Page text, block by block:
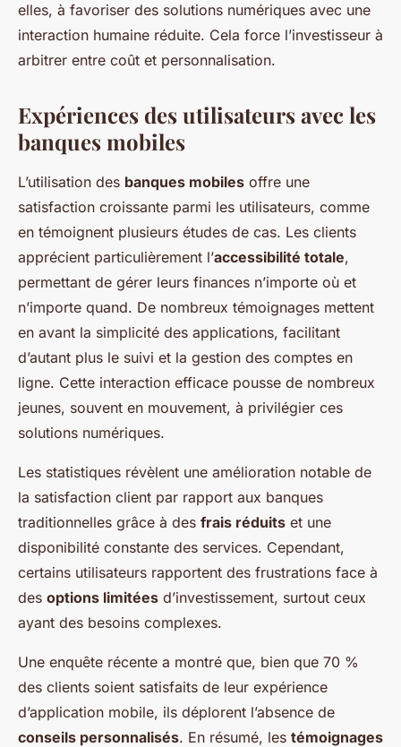
elles, à favoriser des solutions numériques avec une
interaction humaine réduite. Cela force l’investisseur à
arbitrer entre coût et personnalisation.
Expériences des utilisateurs avec les
banques mobiles
L’utilisation des banques mobiles offre une
satisfaction croissante parmi les utilisateurs, comme
en témoignent plusieurs études de cas. Les clients
apprécient particulièrement l’accessibilité totale,
permettant de gérer leurs finances n’importe où et
n’importe quand. De nombreux témoignages mettent
en avant la simplicité des applications, facilitant
d’autant plus le suivi et la gestion des comptes en
ligne. Cette interaction efficace pousse de nombreux
jeunes, souvent en mouvement, à privilégier ces
solutions numériques.
Les statistiques révèlent une amélioration notable de
la satisfaction client par rapport aux banques
traditionnelles grâce à des frais réduits et une
disponibilité constante des services. Cependant,
certains utilisateurs rapportent des frustrations face à
des options limitées d’investissement, surtout ceux
ayant des besoins complexes.
Une enquête récente a montré que, bien que 70 %
des clients soient satisfaits de leur expérience
d’application mobile, ils déplorent l’absence de
conseils personnalisés. En résumé, les témoignages